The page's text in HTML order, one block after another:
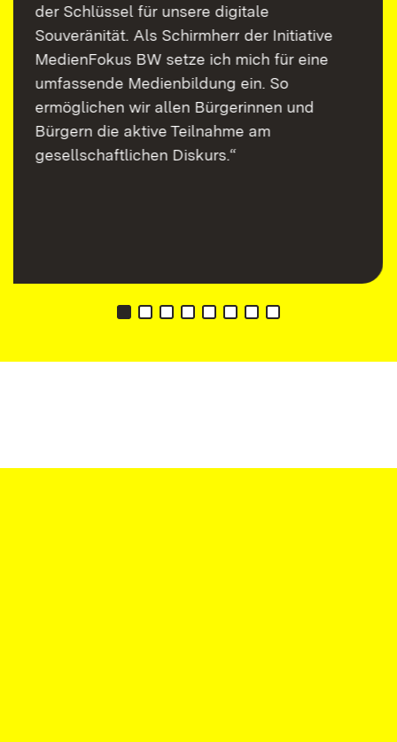
der Schlüssel für unsere digitale
Souveränität. Als Schirmherr der Initiative
MedienFokus BW setze ich mich für eine
umfassende Medienbildung ein. So
ermöglichen wir allen Bürgerinnen und
Bürgern die aktive Teilnahme am
gesellschaftlichen Diskurs.“